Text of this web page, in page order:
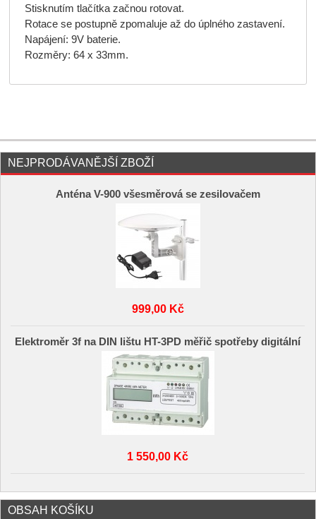
Stisknutím tlačítka začnou rotovat.
Rotace se postupně zpomaluje až do úplného zastavení.
Napájení: 9V baterie.
Rozměry: 64 x 33mm.
NEJPRODÁVANĚJŠÍ ZBOŽÍ
Anténa V-900 všesměrová se zesilovačem
999,00 Kč
Elektroměr 3f na DIN lištu HT-3PD měřič spotřeby digitální
1 550,00 Kč
OBSAH KOŠÍKU